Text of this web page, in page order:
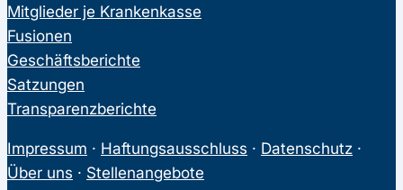
Mitglieder je Krankenkasse
Fusionen
Geschäftsberichte
Satzungen
Transparenzberichte
Impressum · Haftungsausschluss · Datenschutz ·
Über uns · Stellenangebote